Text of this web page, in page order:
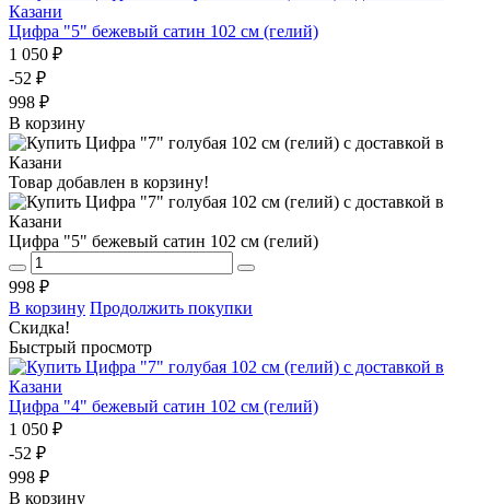
Цифра "5" бежевый сатин 102 см (гелий)
1 050 ₽
-52 ₽
998 ₽
В корзину
Товар добавлен в корзину!
Цифра "5" бежевый сатин 102 см (гелий)
998 ₽
В корзину Продолжить покупки
Скидка!
Быстрый просмотр
Цифра "4" бежевый сатин 102 см (гелий)
1 050 ₽
-52 ₽
998 ₽
В корзину